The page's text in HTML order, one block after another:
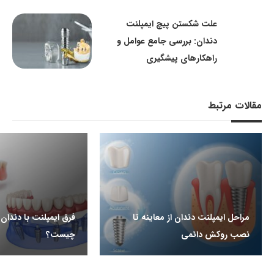
علت شکستن پیچ ایمپلنت
دندان: بررسی جامع عوامل و
راهکارهای پیشگیری
مقالات مرتبط
مراحل ایمپلنت دندان از معاینه تا
نصب روکش دائمی
فرق ایمپلنت با
چیست؟